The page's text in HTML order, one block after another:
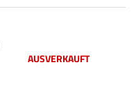
AUSVERKAUFT